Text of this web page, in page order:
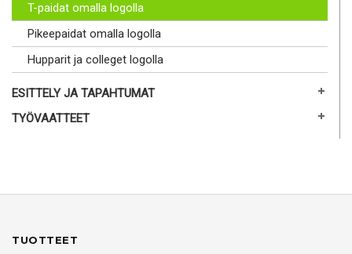
T-paidat omalla logolla
Pikeepaidat omalla logolla
Hupparit ja colleget logolla
ESITTELY JA TAPAHTUMAT
TYÖVAATTEET
TUOTTEET